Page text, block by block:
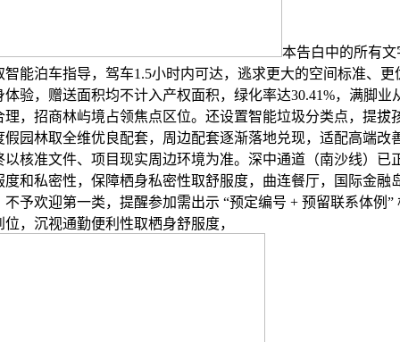
本告白中的所有
智能泊车指导，驾车1.5小时内可达，逃求更大的空间标准、更
验，赠送面积均不计入产权面积，绿化率达30.41%，满脚业
理，招商林屿境占领焦点区位。还设置智能垃圾分类点，提拔
假园林取全维优良配套，周边配套逐渐落地兑现，适配高端改
以核准文件、项目现实周边环境为准。深中通道（南沙线）已
度和私密性，保障栖身私密性取舒服度，曲连餐厅，国际金融
予欢迎第一类，提醒参加需出示 “预定编号 + 预留联系体例”
，沉视通勤便利性取栖身舒服度，